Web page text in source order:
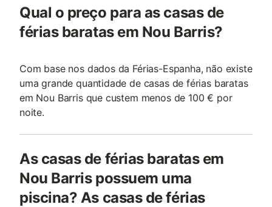
Qual o preço para as casas de
férias baratas em Nou Barris?
Com base nos dados da Férias-Espanha, não existe
uma grande quantidade de casas de férias baratas
em Nou Barris que custem menos de 100 € por
noite.
As casas de férias baratas em
Nou Barris possuem uma
piscina? As casas de férias